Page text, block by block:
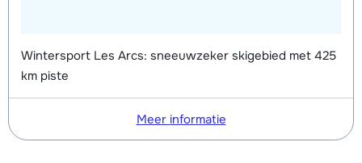
Wintersport Les Arcs: sneeuwzeker skigebied met 425
km piste
Meer informatie